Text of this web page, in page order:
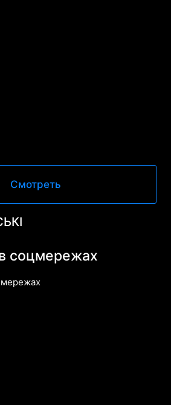
Смотреть
соцмережах